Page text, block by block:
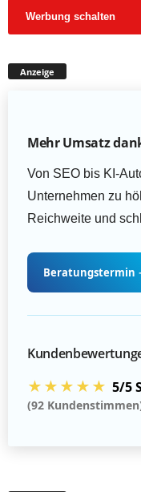
Werbung schalten
Anzeige
Mehr Umsatz
Von SEO bis KI-
Unternehmen zu
Reichweite und
Beratungstermin
★★★★★ 5/5
(92